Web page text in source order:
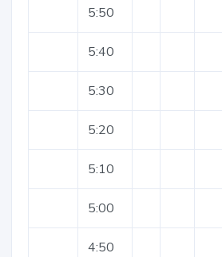
5:50
5:40
5:30
5:20
5:10
5:00
4:50